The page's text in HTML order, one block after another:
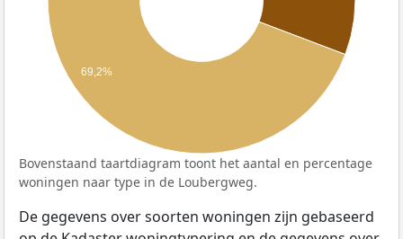
69,2%
Bovenstaand taartdiagram toont het aantal en percentage
woningen naar type in de Loubergweg.
De gegevens over soorten woningen zijn gebaseerd